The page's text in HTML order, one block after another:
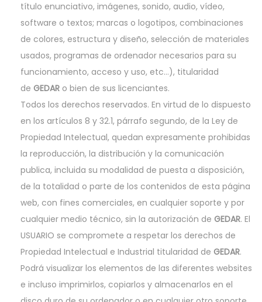
título enunciativo, imágenes, sonido, audio, vídeo,
software o textos; marcas o logotipos, combinaciones
de colores, estructura y diseño, selección de materiales
usados, programas de ordenador necesarios para su
funcionamiento, acceso y uso, etc…), titularidad
de GEDAR o bien de sus licenciantes.
Todos los derechos reservados. En virtud de lo dispuesto
en los artículos 8 y 32.1, párrafo segundo, de la Ley de
Propiedad Intelectual, quedan expresamente prohibidas
la reproducción, la distribución y la comunicación
publica, incluida su modalidad de puesta a disposición,
de la totalidad o parte de los contenidos de esta página
web, con fines comerciales, en cualquier soporte y por
cualquier medio técnico, sin la autorización de GEDAR. El
USUARIO se compromete a respetar los derechos de
Propiedad Intelectual e Industrial titularidad de GEDAR.
Podrá visualizar los elementos de las diferentes websites
e incluso imprimirlos, copiarlos y almacenarlos en el